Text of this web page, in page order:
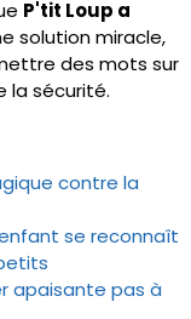
P'tit Loup a
solution miracle,
des mots sur
la sécurité.
contre la
se reconnaît
apaisante pas à